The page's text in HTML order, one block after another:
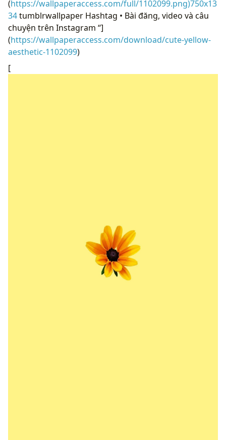
(https://wallpaperaccess.com/full/1102099.png)750x13
34tumblrwallpaper Hashtag • Bài đăng, video và câu
chuyện trên Instagram “]
(https://wallpaperaccess.com/download/cute-yellow-
aesthetic-1102099)
[